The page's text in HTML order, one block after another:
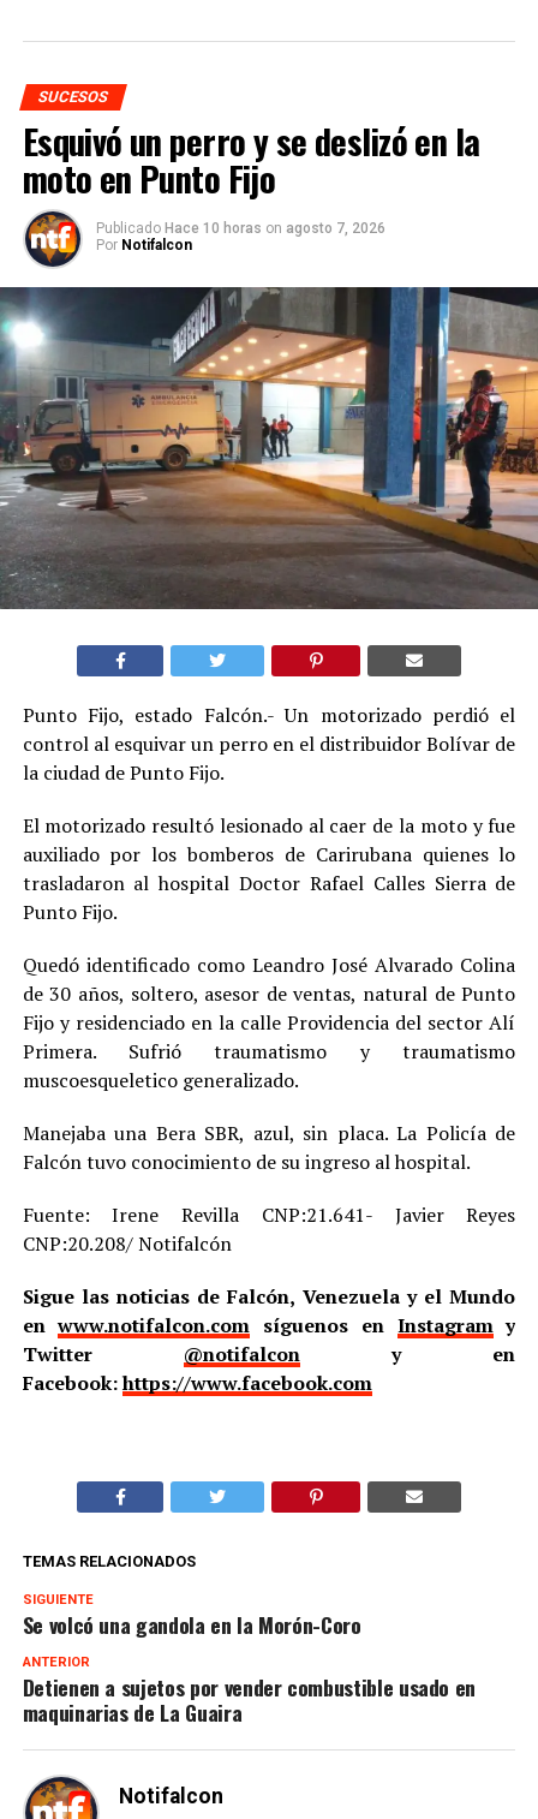
SUCESOS
Esquivó un perro y se deslizó en la
moto en Punto Fijo
Publicado Hace 10 horas on agosto 7, 2026
Por Notifalcon
Punto Fijo, estado Falcón.- Un motorizado perdió el
control al esquivar un perro en el distribuidor Bolívar de
la ciudad de Punto Fijo.
El motorizado resultó lesionado al caer de la moto y fue
auxiliado por los bomberos de Carirubana quienes lo
trasladaron al hospital Doctor Rafael Calles Sierra de
Punto Fijo.
Quedó identificado como Leandro José Alvarado Colina
de 30 años, soltero, asesor de ventas, natural de Punto
Fijo y residenciado en la calle Providencia del sector Alí
Primera. Sufrió traumatismo y traumatismo
muscoesqueletico generalizado.
Manejaba una Bera SBR, azul, sin placa. La Policía de
Falcón tuvo conocimiento de su ingreso al hospital.
Fuente: Irene Revilla CNP:21.641- Javier Reyes
CNP:20.208/ Notifalcón
Sigue las noticias de Falcón, Venezuela y el Mundo
enwww.notifalcon.com síguenos en Instagramy
Twitter @notifalcony en
Facebook:https://www.facebook.com
TEMAS RELACIONADOS
SIGUIENTE
Se volcó una gandola en la Morón-Coro
ANTERIOR
Detienen a sujetos por vender combustible usado en
maquinarias de La Guaira
Notifalcon